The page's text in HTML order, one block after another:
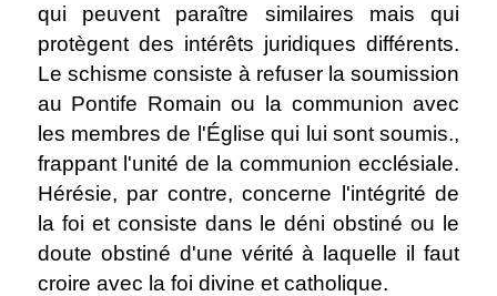
qui peuvent paraître similaires mais qui
protègent des intérêts juridiques différents.
Le schisme consiste à refuser la soumission
au Pontife Romain ou la communion avec
les membres de l'Église qui lui sont soumis.,
frappant l'unité de la communion ecclésiale.
Hérésie, par contre, concerne l'intégrité de
la foi et consiste dans le déni obstiné ou le
doute obstiné d'une vérité à laquelle il faut
croire avec la foi divine et catholique.